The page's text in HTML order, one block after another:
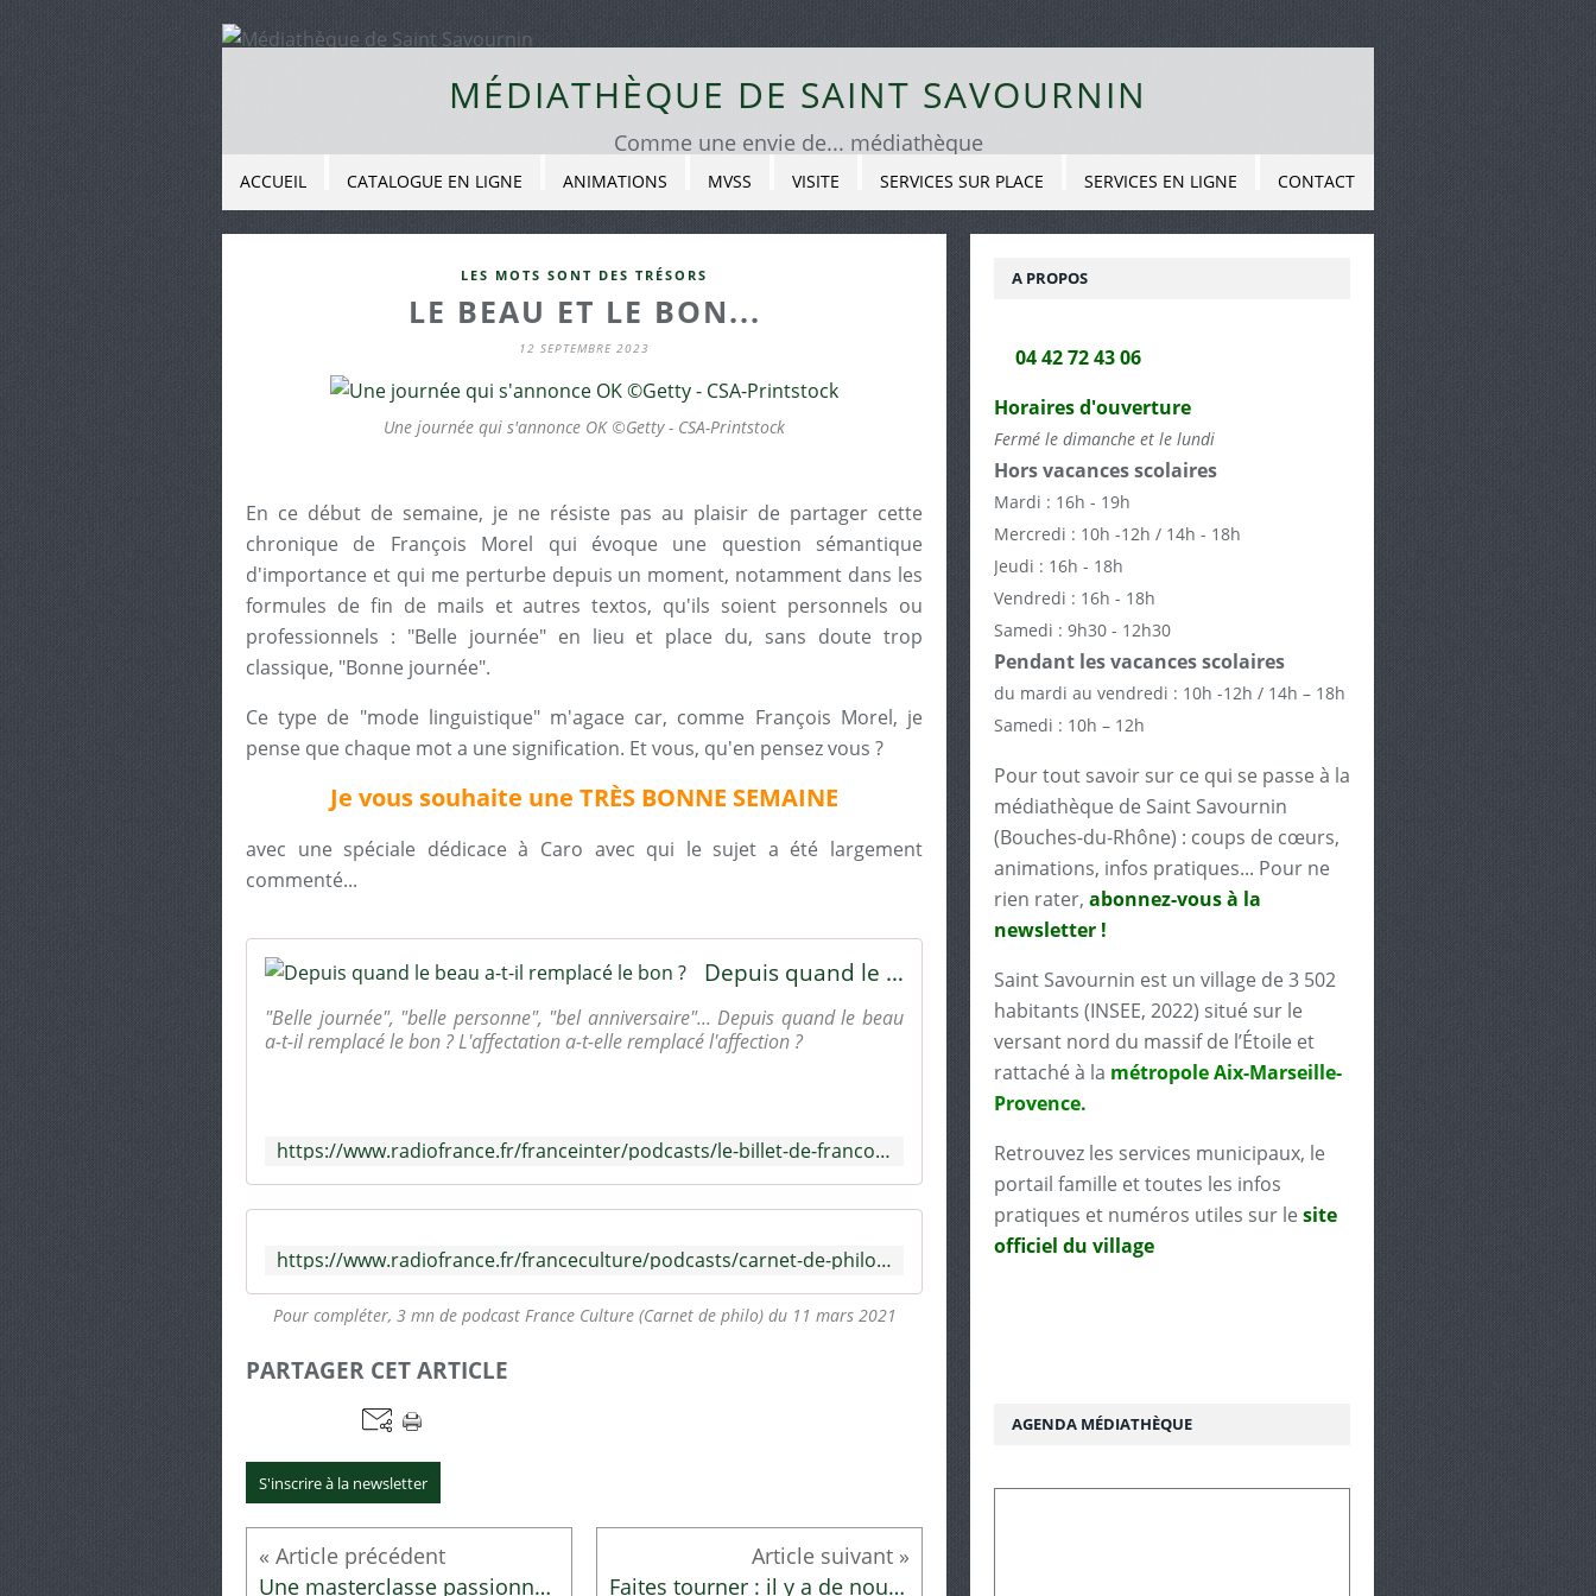
MÉDIATHÈQUE DE SAINT SAVOURNIN
Comme une envie de... médiathèque
ACCUEIL CATALOGUE EN LIGNE ANIMATIONS MVSS VISITE SERVICES SUR PLACE SERVICES EN LIGNE CONTACT
LES MOTS SONT DES TRÉSORS
LE BEAU ET LE BON...
12 SEPTEMBRE 2023
Une journée qui s'annonce OK ©Getty - CSA-Printstock
En ce début de semaine, je ne résiste pas au plaisir de partager cette
chronique de François Morel qui évoque une question sémantique
d'importance et qui me perturbe depuis un moment, notamment dans les
formules de fin de mails et autres textos, qu'ils soient personnels ou
professionnels : "Belle journée" en lieu et place du, sans doute trop
classique, "Bonne journée".
Ce type de "mode linguistique" m'agace car, comme François Morel, je
pense que chaque mot a une signification. Et vous, qu'en pensez vous ?
Je vous souhaite une TRÈS BONNE SEMAINE
avec une spéciale dédicace à Caro avec qui le sujet a été largement
commenté...
Depuis quand le beau a-t-il remplacé le bon ?
"Belle journée", "belle personne", "bel anniversaire"... Depuis quand le beau
a-t-il remplacé le bon ? L'affectation a-t-elle remplacé l'affection ?
https://www.radiofrance.fr/franceinter/podcasts/le-billet-de-francois-morel/le-billet-de-francois-morel-du-vendredi-01-septembre-2023-1488429
https://www.radiofrance.fr/franceculture/podcasts/carnet-de-philo/ne-dites-plus-belle-journee-5219928
Pour compléter, 3 mn de podcast France Culture (Carnet de philo) du 11 mars 2021
PARTAGER CET ARTICLE
S'inscrire à la newsletter
Une masterclasse passionnante ! Faites tourner : il y a de nouveaux mangas à la médiathèque !
A PROPOS
04 42 72 43 06
Horaires d'ouverture
Fermé le dimanche et le lundi
Hors vacances scolaires
Mardi : 16h - 19h
Mercredi : 10h -12h / 14h - 18h
Jeudi : 16h - 18h
Vendredi : 16h - 18h
Samedi : 9h30 - 12h30
Pendant les vacances scolaires
du mardi au vendredi : 10h -12h / 14h – 18h
Samedi : 10h – 12h
Pour tout savoir sur ce qui se passe à la
médiathèque de Saint Savournin
(Bouches-du-Rhône) : coups de cœurs,
animations, infos pratiques... Pour ne
rien rater, abonnez-vous à la
newsletter !
Saint Savournin est un village de 3 502
habitants (INSEE, 2022) situé sur le
versant nord du massif de l’Étoile et
rattaché à la métropole Aix-Marseille-
Provence.
Retrouvez les services municipaux, le
portail famille et toutes les infos
pratiques et numéros utiles sur le site
officiel du village
AGENDA MÉDIATHÈQUE